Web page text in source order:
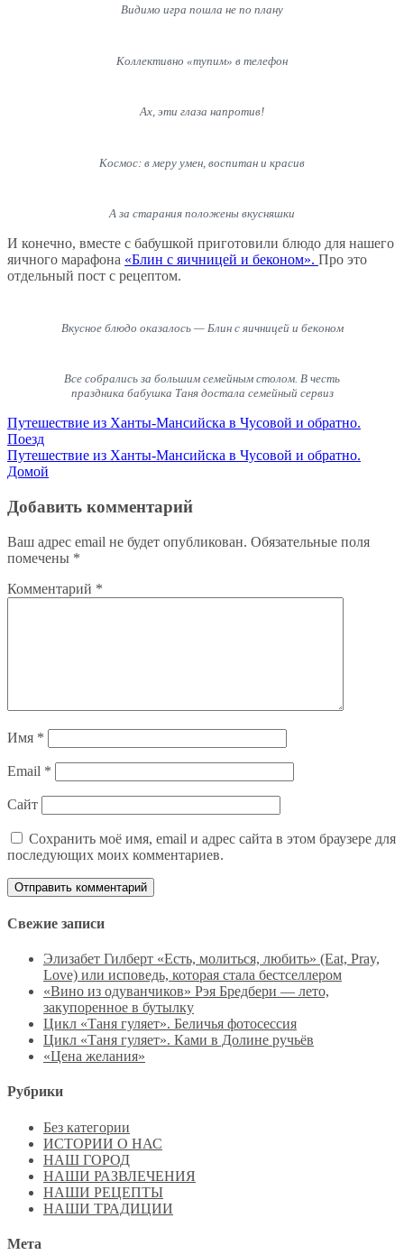
Видимо игра пошла не по плану
Коллективно «тупим» в телефон
Ах, эти глаза напротив!
Космос: в меру умен, воспитан и красив
А за старания положены вкусняшки
И конечно, вместе с бабушкой приготовили блюдо для нашего
яичного марафона «Блин с яичницей и беконом». Про это
отдельный пост с рецептом.
Вкусное блюдо оказалось — Блин с яичницей и беконом
Все собрались за большим семейным столом. В честь
праздника бабушка Таня достала семейный сервиз
Навигация
по
записям
Путешествие из Ханты-Мансийска в Чусовой и обратно.
Поезд
Путешествие из Ханты-Мансийска в Чусовой и обратно.
Домой
Добавить комментарий
Ваш адрес email не будет опубликован. Обязательные поля
помечены *
Комментарий *
Имя *
Email *
Сайт
Сохранить моё имя, email и адрес сайта в этом браузере для
последующих моих комментариев.
Свежие записи
Элизабет Гилберт «Есть, молиться, любить» (Eat, Pray,
Love) или исповедь, которая стала бестселлером
«Вино из одуванчиков» Рэя Бредбери — лето,
закупоренное в бутылку
Цикл «Таня гуляет». Беличья фотосессия
Цикл «Таня гуляет». Ками в Долине ручьёв
«Цена желания»
Рубрики
Без категории
ИСТОРИИ О НАС
НАШ ГОРОД
НАШИ РАЗВЛЕЧЕНИЯ
НАШИ РЕЦЕПТЫ
НАШИ ТРАДИЦИИ
Мета